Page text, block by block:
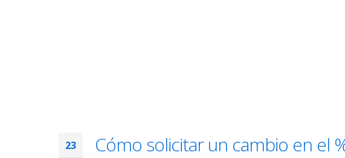
23 Cómo solicitar un cambio en el